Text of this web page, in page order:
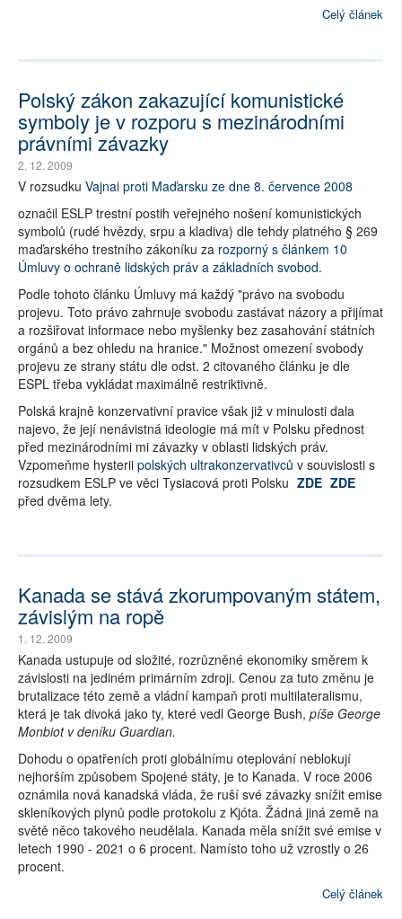
Celý článek
Polský zákon zakazující komunistické
symboly je v rozporu s mezinárodními
právními závazky
2. 12. 2009
V rozsudku Vajnai proti Maďarsku ze dne 8. července 2008
označil ESLP trestní postih veřejného nošení komunistických
symbolů (rudé hvězdy, srpu a kladiva) dle tehdy platného § 269
maďarského trestního zákoníku za rozporný s článkem 10
Úmluvy o ochraně lidských práv a základních svobod.
Podle tohoto článku Úmluvy má každý "právo na svobodu
projevu. Toto právo zahrnuje svobodu zastávat názory a přijímat
a rozšiřovat informace nebo myšlenky bez zasahování státních
orgánů a bez ohledu na hranice." Možnost omezení svobody
projevu ze strany státu dle odst. 2 citovaného článku je dle
ESPL třeba vykládat maximálně restriktivně.
Polská krajně konzervativní pravice však již v minulosti dala
najevo, že její nenávistná ideologie má mít v Polsku přednost
před mezinárodními mi závazky v oblasti lidských práv.
Vzpomeňme hysterii polských ultrakonzervativců v souvislosti s
rozsudkem ESLP ve věci Tysiacová proti Polsku ZDE ZDE
před dvěma lety.
Kanada se stává zkorumpovaným státem,
závislým na ropě
1. 12. 2009
Kanada ustupuje od složité, rozrůzněné ekonomiky směrem k
závislosti na jediném primárním zdroji. Cenou za tuto změnu je
brutalizace této země a vládní kampaň proti multilateralismu,
která je tak divoká jako ty, které vedl George Bush, píše George
Monbiot v deníku Guardian.
Dohodu o opatřeních proti globálnímu oteplování neblokují
nejhorším způsobem Spojené státy, je to Kanada. V roce 2006
oznámila nová kanadská vláda, že ruší své závazky snížit emise
skleníkových plynů podle protokolu z Kjóta. Žádná jiná země na
světě něco takového neudělala. Kanada měla snížit své emise v
letech 1990 - 2021 o 6 procent. Namísto toho už vzrostly o 26
procent.
Celý článek